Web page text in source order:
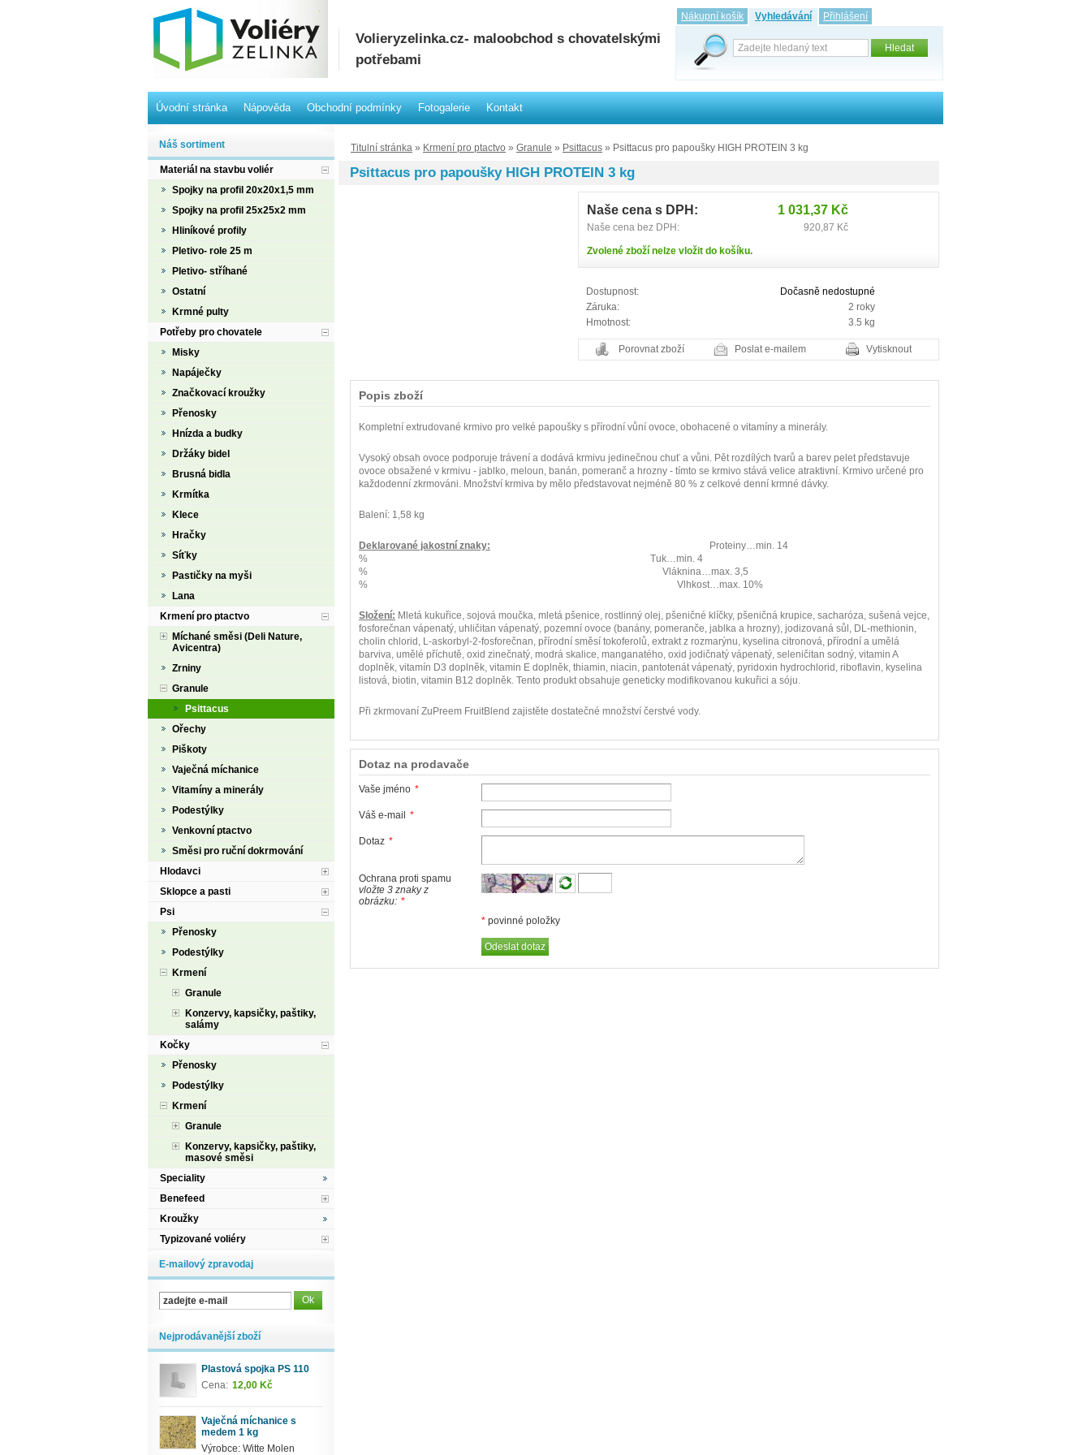
Volieryzelinka.cz- maloobchod s chovatelskými
potřebami
Nákupní košík Vyhledávání Přihlášení
Úvodní stránka Nápověda Obchodní podmínky Fotogalerie Kontakt
Titulní stránka » Krmení pro ptactvo » Granule » Psittacus » Psittacus pro papoušky HIGH PROTEIN 3 kg
Psittacus pro papoušky HIGH PROTEIN 3 kg
Naše cena s DPH: 1 031,37 Kč
Naše cena bez DPH: 920,87 Kč
Zvolené zboží nelze vložit do košíku.
Dostupnost:
Dočasně nedostupné
Záruka:
2 roky
Hmotnost:
3.5 kg
Porovnat zboží Poslat e-mailem Vytisknout
Popis zboží
Kompletní extrudované krmivo pro velké papoušky s přírodní vůní ovoce, obohacené o vitamíny a minerály.
Vysoký obsah ovoce podporuje trávení a dodává krmivu jedinečnou chuť a vůni. Pět rozdílých tvarů a barev pelet představuje
ovoce obsažené v krmivu - jablko, meloun, banán, pomeranč a hrozny - tímto se krmivo stává velice atraktivní. Krmivo určené pro
každodenní zkrmováni. Množství krmiva by mělo představovat nejméně 80 % z celkové denní krmné dávky.
Balení: 1,58 kg
Deklarované jakostní znaky: Proteiny…min. 14
% Tuk…min. 4
% Vláknina…max. 3,5
% Vlhkost…max. 10%
Složení: Mletá kukuřice, sojová moučka, mletá pšenice, rostlinný olej, pšeničné klíčky, pšeničná krupice, sacharóza, sušená vejce,
fosforečnan vápenatý, uhličitan vápenatý, pozemní ovoce (banány, pomeranče, jablka a hrozny), jodizovaná sůl, DL-methionin,
cholin chlorid, L-askorbyl-2-fosforečnan, přírodní směsí tokoferolů, extrakt z rozmarýnu, kyselina citronová, přírodní a umělá
barviva, umělé příchutě, oxid zinečnatý, modrá skalice, manganatého, oxid jodičnatý vápenatý, seleničitan sodný, vitamin A
doplněk, vitamín D3 doplněk, vitamin E doplněk, thiamin, niacin, pantotenát vápenatý, pyridoxin hydrochlorid, riboflavin, kyselina
listová, biotin, vitamin B12 doplněk. Tento produkt obsahuje geneticky modifikovanou kukuřici a sóju.
Při zkrmovaní ZuPreem FruitBlend zajistěte dostatečné množství čerstvé vody.
Dotaz na prodavače
Vaše jméno *
Váš e-mail *
Dotaz *
Ochrana proti spamu
vložte 3 znaky z
obrázku: *
*povinné položky
Náš sortiment
Materiál na stavbu voliér
Spojky na profil 20x20x1,5 mm
Spojky na profil 25x25x2 mm
Hliníkové profily
Pletivo- role 25 m
Pletivo- stříhané
Ostatní
Krmné pulty
Potřeby pro chovatele
Misky
Napáječky
Značkovací kroužky
Přenosky
Hnízda a budky
Držáky bidel
Brusná bidla
Krmítka
Klece
Hračky
Síťky
Pastičky na myši
Lana
Krmení pro ptactvo
Míchané směsi (Deli Nature,
Avicentra)
Zrniny
Granule
Psittacus
Ořechy
Piškoty
Vaječná míchanice
Vitamíny a minerály
Podestýlky
Venkovní ptactvo
Směsi pro ruční dokrmování
Hlodavci
Sklopce a pasti
Psi
Přenosky
Podestýlky
Krmení
Granule
Konzervy, kapsičky, paštiky,
salámy
Kočky
Přenosky
Podestýlky
Krmení
Granule
Konzervy, kapsičky, paštiky,
masové směsi
Speciality
Benefeed
Kroužky
Typizované voliéry
E-mailový zpravodaj
Nejprodávanější zboží
Plastová spojka PS 110
Cena: 12,00 Kč
Vaječná míchanice s
medem 1 kg
Výrobce: Witte Molen